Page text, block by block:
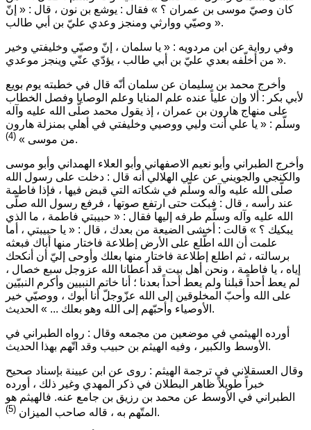
كان وصيّ موسى بن عمران ؟ » فقال : يوشع بن نون ، قال : « إنّ
وصيّي ووارثي ومنجز وعدي عليّ بن أبي طالب ».
وفي رواية عن ابن مردويه : « يا سلمان ، إنّ وصيّي وخليفتي وخير
من أخلّفه بعدي عليّ بن أبي طالب ، يؤدّي عنّي وينجز موعدي ».
وأخرج محمد بن سليمان عن سلمان أنّه قال في خطبته يوم بويع
لأبي بكر : ألا وإن علياً عنده علم المنايا وعلم الوصايا وفصل الخطاب
على منهاج هارون بن عمران ، إذ يقول محمد صلّى الله عليه وآله
وسلّم : « يا علي أنت وليي ووصيي وخليفتي في أهلي بمنزلة هارون
من موسى » (4) .
وأخرج الطبراني وأبو نعيم الاصفهاني وأبو العلاء الهمداني وأبو موسى
والكنجي والجويني عن علي الهلالي أنه قال : دخلت على رسول الله
صلّى الله عليه وآله وسلّم في شكاته التي قبض فيها ، فإذا فاطمة
عند رأسه ، قال : فبكت حتى ارتفع صوتها ، فرفع رسول الله صلّى
الله عليه وآله وسلّم طرفه إليها فقال : « حبيبتي فاطمة ، ما الذي
يبكيك ؟ » قالت : أخشى الضيعة من بعدك ، قال : « يا حبيبتي ، أما
علمت أن الله اطّلع على الأرض إطلاعة فاختار منها أباك فبعثه
برسالته ، ثم اطلع إطلاعة فاختار منها بعلك وأوحى إليّ أن أنكحك
إياه ، يا فاطمة ، ونحن أهل بيت قد أعطانا الله عزوجل سبع خصال ،
لم يعط أحداً قبلنا ولم يعط أحداً بعدنا ؛ أنا خاتم النبيين وأكرم النبيّين
على الله وأحبّ المخلوقين إلى الله عزّوجلّ أنا أبوك ، ووصيّي خير
الأوصياء وأحبّهم إلى الله وهو بعلك ... » الحديث.
أورده الهيثمي في موضعين من مجمعه وقال : رواه الطبراني في
الأوسط والكبير ، وفيه الهيثم بن حبيب وقد اتّهم بهذا الحديث.
وقال العسقلاني في ترجمة الهيثم : روى عن ابن عيينة بإسناد صحيح
خبراً طويلاً ظاهر البطلان في ذكر المهدي وغير ذلك ، أورده
الطبراني في الأوسط عن محمد بن رزيق بن جامع عنه. فالهيثم هو
المتّهم به ، قاله صاحب الميزان (5) .